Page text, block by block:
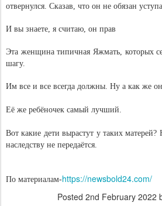
отвернулся. Сказав, что он не обязан
И вы знаете, я считаю, он прав
Эта женщина типичная Яжмать, которых
шагу.
Им все и все всегда должны. Ну а как же
Её же ребёночек самый лучший.
Вот какие дети вырастут у таких
наследству не передаётся.
По материалам-https://newsbold24.com/
Posted 2nd February 2022